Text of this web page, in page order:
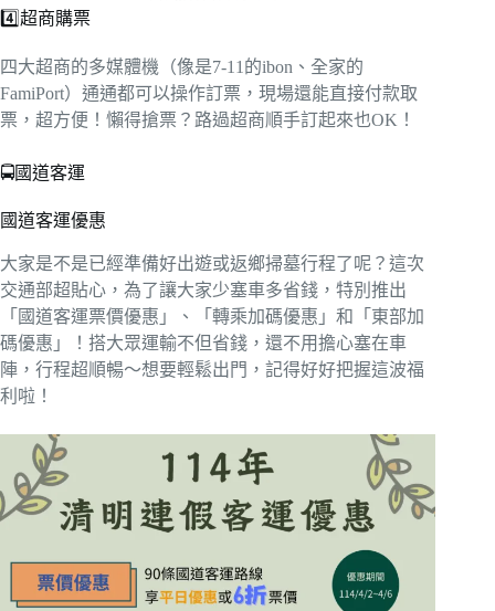
4️⃣超商購票
四大超商的多媒體機（像是7-11的ibon、全家的
FamiPort）通通都可以操作訂票，現場還能直接付款取
票，超方便！懶得搶票？路過超商順手訂起來也OK！
🚍國道客運
國道客運優惠
大家是不是已經準備好出遊或返鄉掃墓行程了呢？這次
交通部超貼心，為了讓大家少塞車多省錢，特別推出
「國道客運票價優惠」、「轉乘加碼優惠」和「東部加
碼優惠」！搭大眾運輸不但省錢，還不用擔心塞在車
陣，行程超順暢～想要輕鬆出門，記得好好把握這波福
利啦！